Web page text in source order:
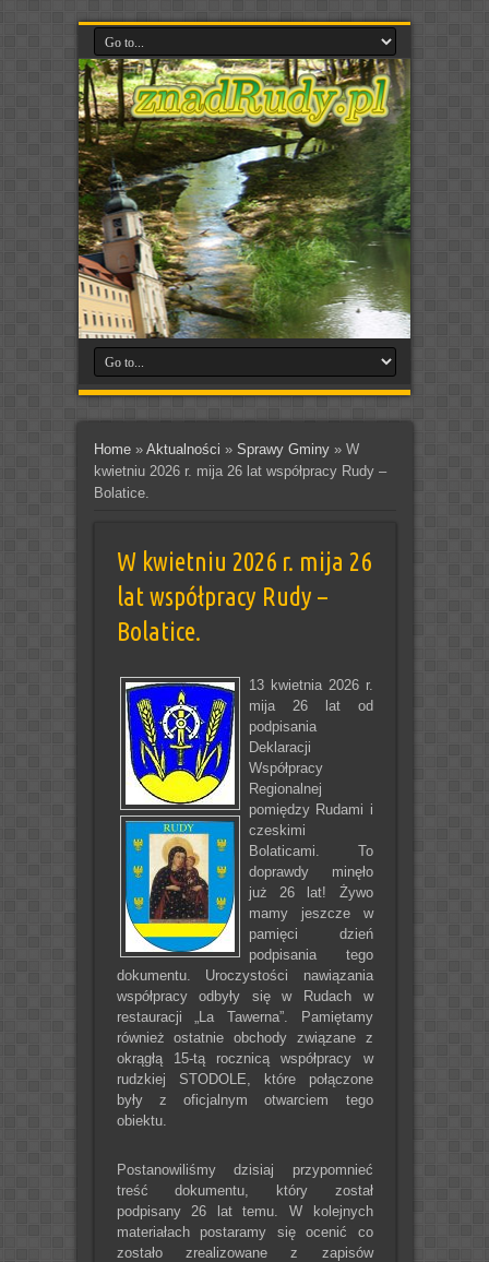
Home» Aktualności » Sprawy Gminy» W
kwietniu 2026 r. mija 26 lat współpracy Rudy –
Bolatice.
W kwietniu 2026 r. mija 26
lat współpracy Rudy –
Bolatice.
13 kwietnia 2026 r.
mija 26 lat od
podpisania
Deklaracji
Współpracy
Regionalnej
pomiędzy Rudami i
czeskimi
Bolaticami. To
doprawdy minęło
już 26 lat! Żywo
mamy jeszcze w
pamięci dzień
podpisania tego
dokumentu. Uroczystości nawiązania
współpracy odbyły się w Rudach w
restauracji „La Tawerna”. Pamiętamy
również ostatnie obchody związane z
okrągłą 15-tą rocznicą współpracy w
rudzkiej STODOLE, które połączone
były z oficjalnym otwarciem tego
obiektu.
Postanowiliśmy dzisiaj przypomnieć
treść dokumentu, który został
podpisany 26 lat temu. W kolejnych
materiałach postaramy się ocenić co
zostało zrealizowane z zapisów